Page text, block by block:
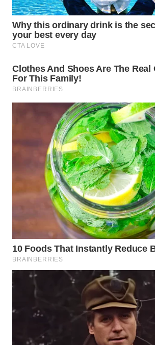
WN
PRIANGAN
TIMUR
SEMARANG
WN
WN
BOROBUDUR
WN
MADURA
WN
NATUNA
WN
MANDALIKA